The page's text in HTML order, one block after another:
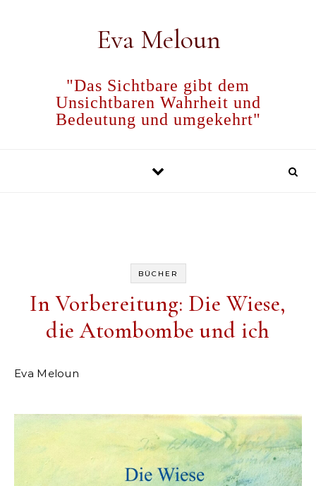
Eva Meloun
"Das Sichtbare gibt dem
Unsichtbaren Wahrheit und
Bedeutung und umgekehrt"
BÜCHER
In Vorbereitung: Die Wiese,
die Atombombe und ich
Eva Meloun